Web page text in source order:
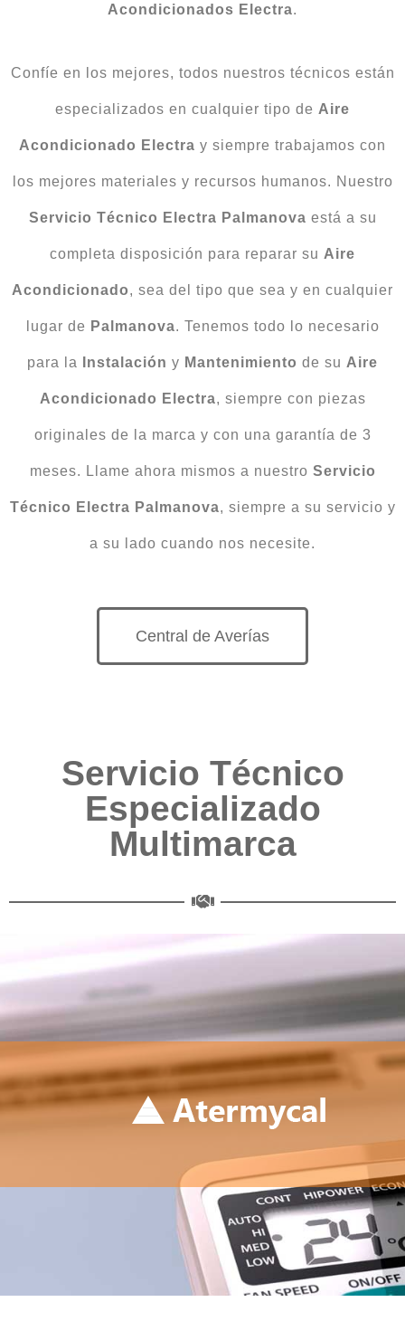
Acondicionados Electra.
Confíe en los mejores, todos nuestros técnicos están
especializados en cualquier tipo de Aire
Acondicionado Electra y siempre trabajamos con
los mejores materiales y recursos humanos. Nuestro
Servicio Técnico Electra Palmanova está a su
completa disposición para reparar su Aire
Acondicionado, sea del tipo que sea y en cualquier
lugar de Palmanova. Tenemos todo lo necesario
para la Instalación y Mantenimiento de su Aire
Acondicionado Electra, siempre con piezas
originales de la marca y con una garantía de 3
meses. Llame ahora mismos a nuestro Servicio
Técnico Electra Palmanova, siempre a su servicio y
a su lado cuando nos necesite.
Central de Averías
Servicio Técnico
Especializado
Multimarca